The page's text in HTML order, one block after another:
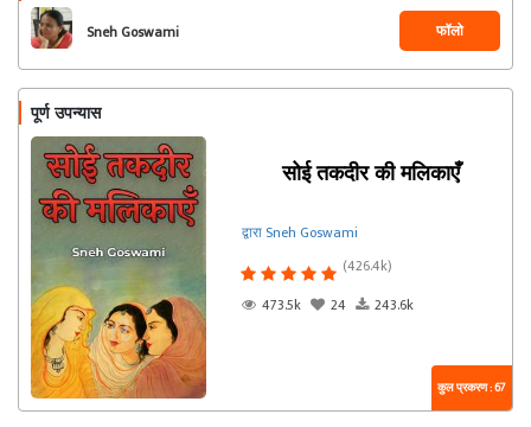
Sneh Goswami फॉलो
पूर्ण उपन्यास
सोई तकदीर की मलिकाएँ
द्वारा Sneh Goswami
(426.4k)
473.5k
24 243.6k
कुल प्रकरण : 67